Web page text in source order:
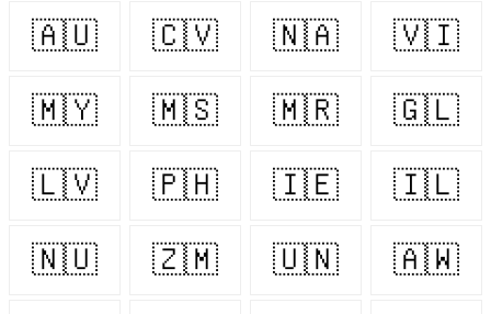
🇦🇺 🇨🇻 🇳🇦 🇻🇮
🇲🇾 🇲🇸 🇲🇷 🇬🇱
🇱🇻 🇵🇭 🇮🇪 🇮🇱
🇳🇺 🇿🇲 🇺🇳 🇦🇼